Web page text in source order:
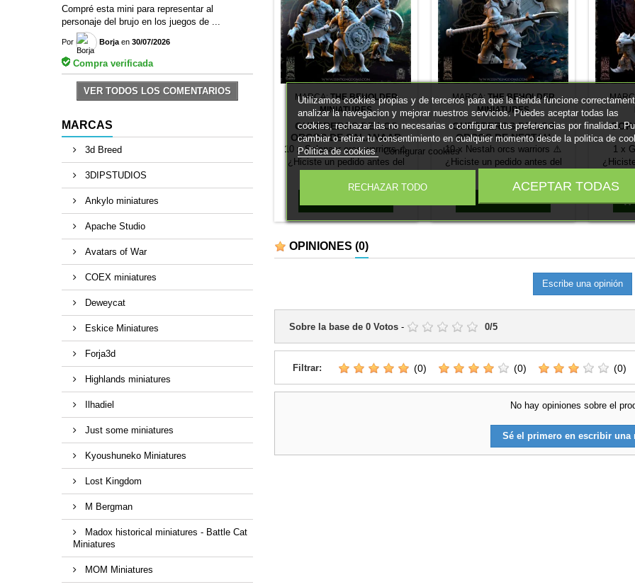
Compré esta mini para representar al
personaje del brujo en los juegos de ...
Por Borja en 30/07/2026
Compra verificada
VER TODOS LOS COMENTARIOS
MARCAS
3d Breed
3DIPSTUDIOS
Ankylo miniatures
Apache Studio
Avatars of War
COEX miniatures
Deweycat
Eskice Miniatures
Forja3d
Highlands miniatures
Ilhadiel
Just some miniatures
Kyoushuneko Miniatures
Lost Kingdom
M Bergman
Madox historical miniatures - Battle Cat
Miniatures
MOM Miniatures
MARCA:THE BEHOLDER
MINIATURES
GUERREROS DE LOS
ORCOS DE SALANAAR
CON ESPADA Y ESCUDO
10 x Salanaar orcs warriors ⚠️
¿Hiciste un pedido antes del
abajo para leer el cambio de
MARCA: THE BEHOLDER
MINIATURES
GUERREROS DE LOS
ORCOS DE NESTAH
LANZA Y ESCUDO
10 x Nestah orcs warriors ⚠️
¿Hiciste un pedido antes del
abajo para leer el cambio de
escala.
Añadir al carrito
1 x
19/07/
abajo

OPINIONES (0)
Escribe una opinión
Sobre la base de 0 Votos - 0/5
Filtrar: (0) (0) (0)
No hay opiniones sobre el
Sé el primero en escribir una
Utilizamos cookies propias y de terceros para que la tienda funcione
analizar la navegacion y mejorar nuestros servicios. Puedes aceptar todas las
cookies, rechazar las no necesarias o configurar tus preferencias por finalidad.
cambiar o retirar tu consentimiento en cualquier momento desde la politica de
Politica de cookies Configurar cookies
RECHAZAR TODO ACEPTAR TODAS